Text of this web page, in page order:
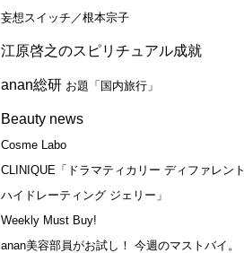
妄想スイッチ／根本宗子
江原啓之のスピリチュアル成就
anan総研 お題「国内旅行」
Beauty news
Cosme Labo
CLINIQUE「ドラマティカリー ディファレント
ハイドレーティング ジェリー」
Weekly Must Buy!
anan美容部員がお試し！ 今週のマストバイ。